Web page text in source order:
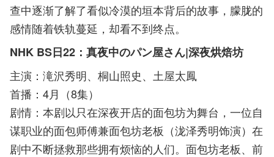
查中逐渐了解了看似冷漠的垣本背后的故事，朦胧的
感情随着铁轨蔓延，却看不到终点。
NHK BS日22：真夜中のパン屋さん|深夜烘焙坊
主演：滝沢秀明、桐山照史、土屋太鳳
首播：4月（8集）
剧情：本剧以只在深夜开店的面包坊为舞台，一位自
谋职业的面包师傅兼面包坊老板（泷泽秀明饰演）在
剧中不断拯救那些拥有烦恼的人们。面包坊老板、前